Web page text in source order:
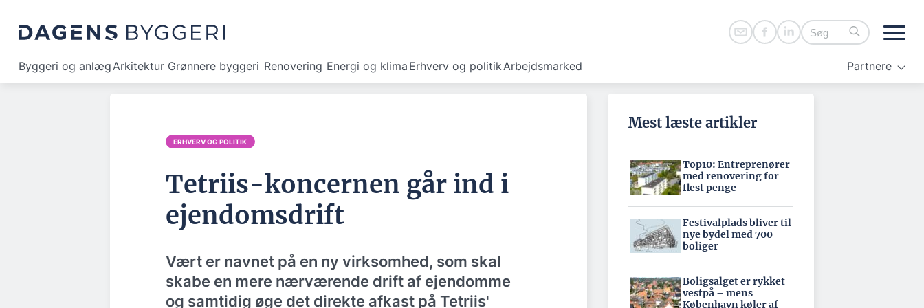
Byggeri og anlægArkitektur Grønnere byggeri Renovering Energi og klima Erhverv og politikArbejdsmarked Partnere
ERHVERV OG POLITIK
Tetriis-koncernen går ind i
ejendomsdrift
Vært er navnet på en ny virksomhed, som skal
skabe en mere nærværende drift af ejendomme
og samtidig øge det direkte afkast på Tetriis'
Mest læste artikler
Top10: Entreprenører
med renovering for
flest penge
Festivalplads bliver til
nye bydel med 700
boliger
Boligsalget er rykket
vestpå – mens
København køler af